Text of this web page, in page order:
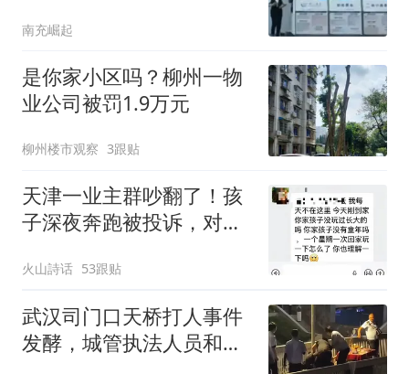
南充崛起
是你家小区吗？柳州一物
业公司被罚1.9万元
柳州楼市观察 3跟贴
天津一业主群吵翻了！孩
子深夜奔跑被投诉，对方
才回家一次”
火山詩话 53跟贴
武汉司门口天桥打人事件
发酵，城管执法人员和摊